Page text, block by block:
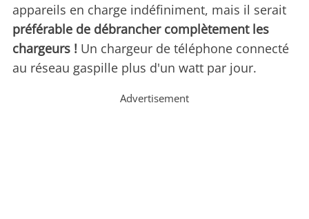
appareils en charge indéfiniment, mais il serait
préférable de débrancher complètement les
chargeurs ! Un chargeur de téléphone connecté
au réseau gaspille plus d'un watt par jour.
Advertisement